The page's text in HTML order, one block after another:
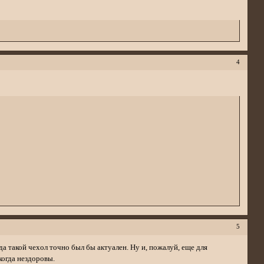
4
5
такой чехол точно был бы актуален. Ну и, пожалуй, еще для
нездоровы.